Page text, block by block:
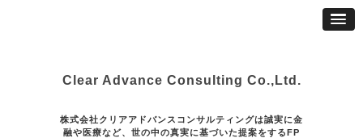
Clear Advance Consulting Co.,Ltd.
株式会社クリアアドバンスコンサルティングは誠実に金
融や医療など、世の中の真実に基づいた提案をするFP